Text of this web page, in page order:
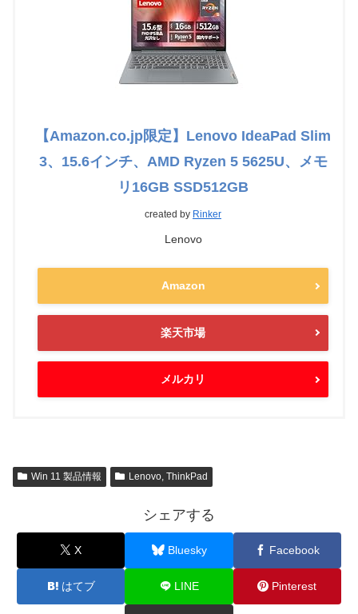
【Amazon.co.jp限定】Lenovo IdeaPad Slim
3、15.6インチ、AMD Ryzen 5 5625U、メモ
リ16GB SSD512GB
created by Rinker
Lenovo
Amazon
楽天市場
メルカリ
Win 11 製品情報 Lenovo, ThinkPad
シェアする
X Bluesky Facebook
はてブ LINE Pinterest